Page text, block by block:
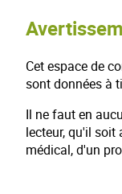
Cet espace de
sont données à
Il ne faut en
lecteur, qu'il
médical, d'un